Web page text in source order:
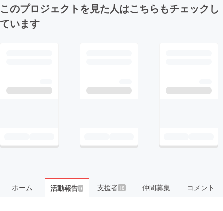
このプロジェクトを見た人はこちらもチェックし
ています
ホーム 活動報告9 支援者 18 仲間募集 コメント